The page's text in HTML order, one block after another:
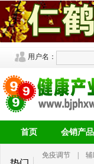
用户名：
首页 会销产
免疫调节 辅